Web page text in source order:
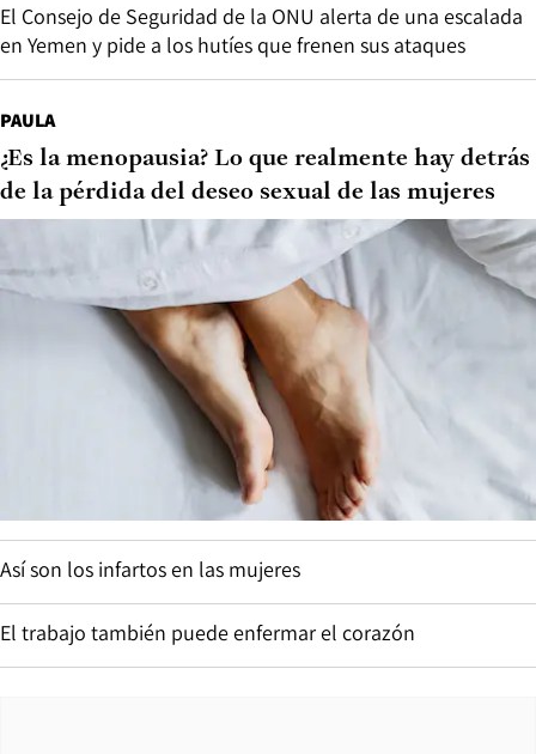
El Consejo de Seguridad de la ONU alerta de una escalada
en Yemen y pide a los hutíes que frenen sus ataques
PAULA
¿Es la menopausia? Lo que realmente hay detrás
de la pérdida del deseo sexual de las mujeres
Así son los infartos en las mujeres
El trabajo también puede enfermar el corazón